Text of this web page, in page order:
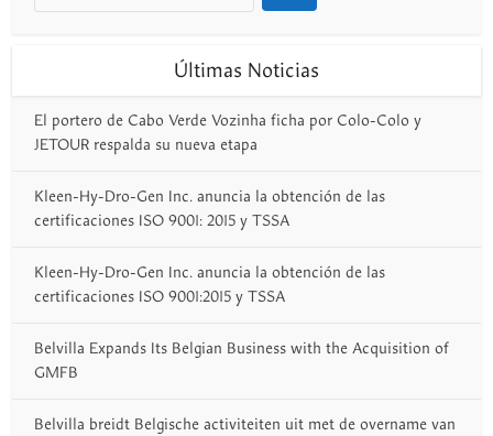
Últimas Noticias
El portero de Cabo Verde Vozinha ficha por Colo-Colo y
JETOUR respalda su nueva etapa
Kleen-Hy-Dro-Gen Inc. anuncia la obtención de las
certificaciones ISO 9001: 2015 y TSSA
Kleen-Hy-Dro-Gen Inc. anuncia la obtención de las
certificaciones ISO 9001:2015 y TSSA
Belvilla Expands Its Belgian Business with the Acquisition of
GMFB
Belvilla breidt Belgische activiteiten uit met de overname van